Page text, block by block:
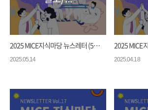
2025 MICE지식마당 뉴스레터 (5월호) ...
2025.05.14 2025.04.18